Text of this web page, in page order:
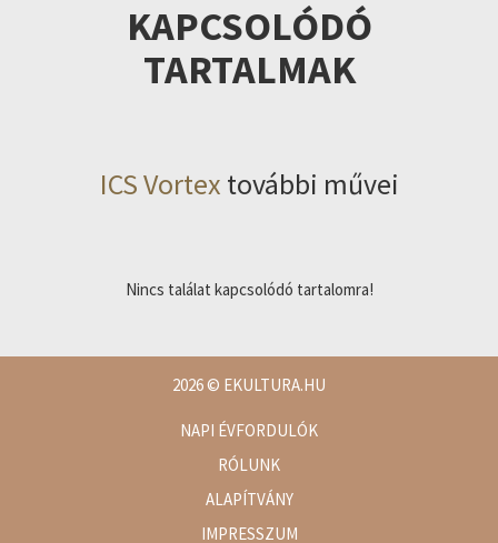
KAPCSOLÓDÓ
TARTALMAK
ICS Vortex további művei
Nincs találat kapcsolódó tartalomra!
2026© EKULTURA.HU
NAPI ÉVFORDULÓK
RÓLUNK
ALAPÍTVÁNY
IMPRESSZUM